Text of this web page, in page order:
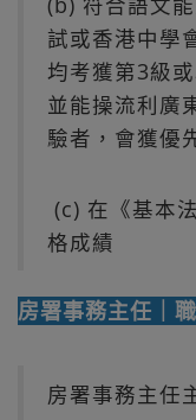
試或香港中學
均考獲第3級
並能操流利廣
驗者，會獲優
(c) 在《基本
格成績
房署事務主任｜
房署事務主任